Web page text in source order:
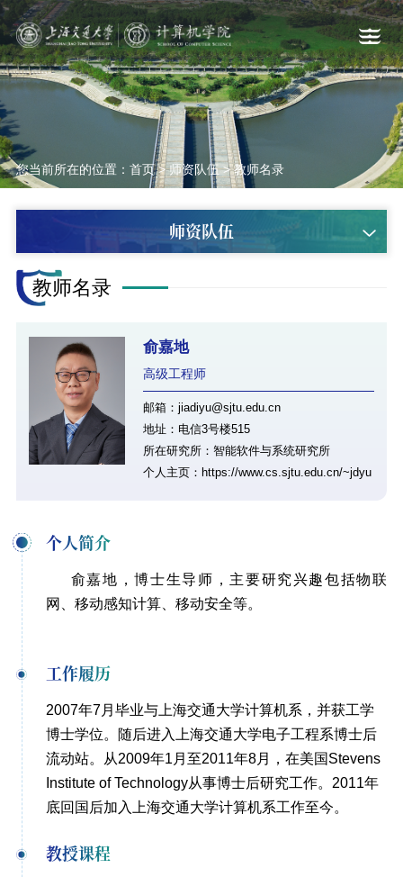
您当前所在的位置： 首页>师资队伍>教师名录
师资队伍
教师名录
俞嘉地
高级工程师
邮箱：jiadiyu@sjtu.edu.cn
地址：电信3号楼515
所在研究所：智能软件与系统研究所
个人主页：https://www.cs.sjtu.edu.cn/~jdyu
个人简介
俞嘉地，博士生导师， 主要研究兴趣包括物联
网、移动感知计算、移动安全等。
工作履历
2007年7月毕业与上海交通大学计算机系，并获工学
博士学位。随后进入上海交通大学电子工程系博士后
流动站。从2009年1 月至2011年8月，在美国Stevens
Institute of Technology从事博士后研究工作。 2011年
底回国后加入上海交通大学计算机系工作至今。
教授课程